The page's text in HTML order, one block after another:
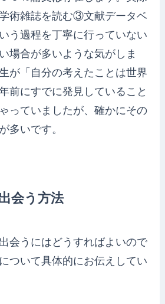
術雑誌を読む③文献データベ
う過程を丁寧に行っていない
場合が多いような気がしま
が「自分の考えたことは世界
前にすでに発見していること
っていましたが、確かにその
多いです。
会う方法
会うにはどうすればよいので
ついて具体的にお伝えしてい